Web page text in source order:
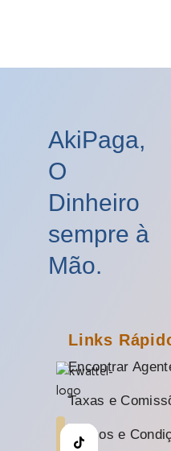
AkiPaga,
O
Dinheiro
sempre à
Mão.
Links
Encontrar
Taxas e
Termos e